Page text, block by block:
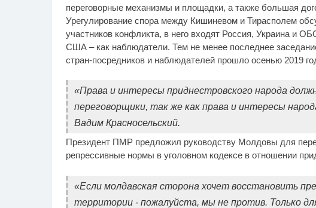
переговорные механизмы и площадки, а также большая
Урегулирование спора между Кишиневом и Тирасполем
участников конфликта, в него входят Россия, Украина и
США – как наблюдатели. Тем не менее последнее
стран-посредников и наблюдателей прошло осенью 2019
«Права и интересы приднестровского народа
переговорщики, так же как права и интересы
Вадим Красносельский.
Президент ПМР предложил руководству Молдовы для
репрессивные нормы в уголовном кодексе в отношении
«Если молдавская сторона хочет восстановить
территории - пожалуйста, мы не против. Только